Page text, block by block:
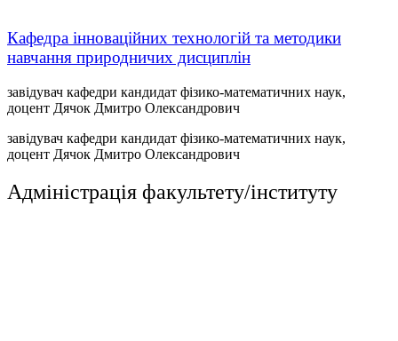
Кафедра інноваційних технологій та методики
навчання природничих дисциплін
завідувач кафедри кандидат фізико-математичних наук,
доцент Дячок Дмитро Олександрович
завідувач кафедри кандидат фізико-математичних наук,
доцент Дячок Дмитро Олександрович
Адміністрація факультету/інституту